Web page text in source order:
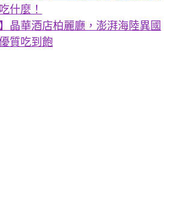
什麼！
晶華酒店柏麗廳，澎湃海陸異國
質吃到飽